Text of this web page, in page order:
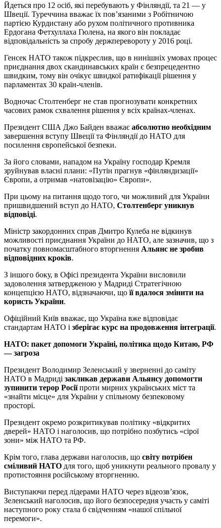
Йдеться про 12 осіб, які перебувають у Фінляндії, та 21 — у
Швеції. Туреччина вважає їх пов’язаними з Робітничою
партією Курдистану або рухом політичного противника
Ердогана Фетхуллаха Гюлена, на якого він покладає
відповідальність за спробу держперевороту у 2016 році.
Генсек НАТО також підкреслив, що в нинішніх умовах процес
приєднання двох скандинавських країн є безпрецедентно
швидким, тому він очікує швидкої ратифікації рішення у
парламентах 30 країн-членів.
Водночас Столтенберг не став прогнозувати конкретних
часових рамок схвалення рішення у всіх країнах-членах.
Президент США Джо Байден вважає абсолютно необхідним
завершення вступу Швеції та Фінляндії до НАТО для
посилення європейської безпеки.
За його словами, нападом на Україну господар Кремля
зруйнував власні плани: «Путін прагнув «фінляндизації»
Європи, а отримав «натовізацію» Європи».
При цьому на питання щодо того, чи можливий для України
пришвидшений вступ до НАТО, Столтенберг уникнув
відповіді.
Міністр закордонних справ Дмитро Кулеба не відкинув
можливості приєднання України до НАТО, але зазначив, що з
початку повномасштабного вторгнення Альянс не зробив
відповідних кроків.
З іншого боку, в Офісі президента України висловили
задоволення затвердженою у Мадриді Стратегічною
концепцією НАТО, відзначаючи, що її вдалося змінити на
користь України.
Офіційний Київ вважає, що Україна вже відповідає
стандартам НАТО і зберігає курс на продовження інтеграції.
НАТО: пакет допомоги Україні, політика щодо Китаю, РФ
— загроза
Президент Володимир Зеленський у зверненні до саміту
НАТО в Мадриді закликав держави Альянсу допомогти
зупинити терор Росіїпроти мирних українських міст та
«знайти місце» для України у спільному безпековому
просторі.
Президент окремо розкритикував політику «відкритих
дверей» НАТО і наголосив, що потрібно позбутись «сірої
зони» між НАТО та РФ.
Крім того, глава держави наголосив, що світу потрібен
сміливий НАТО для того, щоб уникнути реального провалу у
протистояння російському вторгненню.
Виступаючи перед лідерами НАТО через відеозв’язок,
Зеленський наголосив, що його безпосередня участь у саміті
наступного року стала б свідченням «нашої спільної
перемоги».